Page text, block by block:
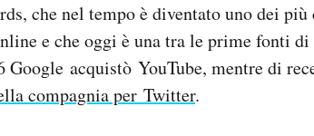
che nel tempo è diventato uno dei
e che oggi è una tra le prime fonti
Google acquistò YouTube, mentre di
compagnia per Twitter.